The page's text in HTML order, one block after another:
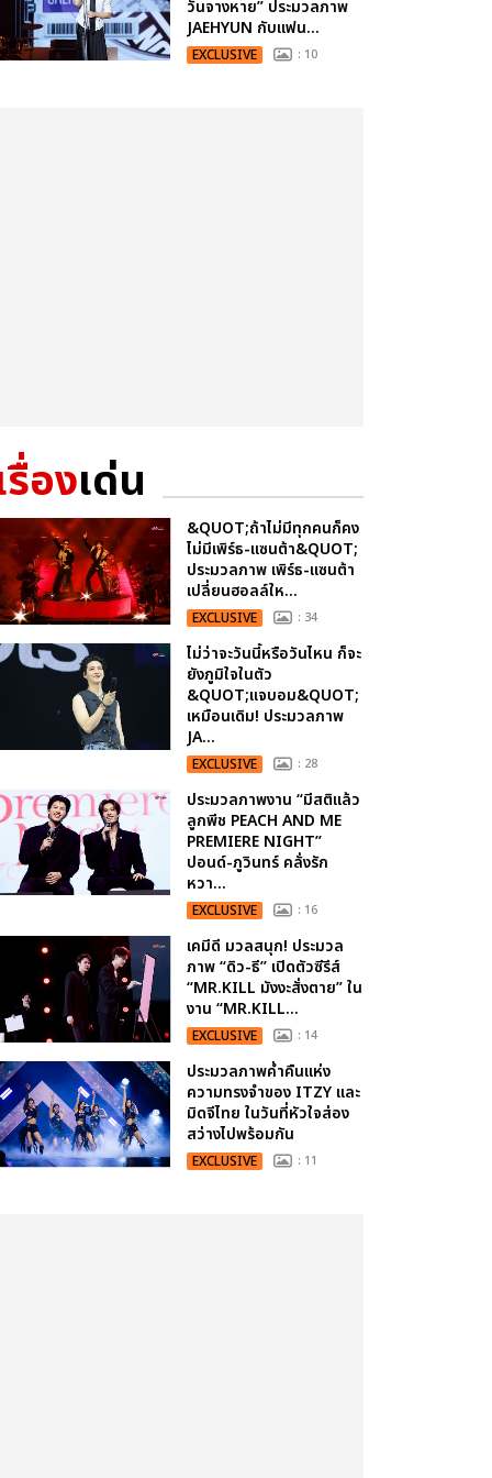
วันจางหาย” ประมวลภาพ
JAEHYUN กับแฟน...
EXCLUSIVE : 10
รื่องเด่น
&QUOT;ถ้าไม่มีทุกคนก็คง
ไม่มีเพิร์ธ-แซนต้า&QUOT;
ประมวลภาพ เพิร์ธ-แซนต้า
เปลี่ยนฮอลล์ให...
EXCLUSIVE : 34
ไม่ว่าจะวันนี้หรือวันไหน ก็จะ
ยังภูมิใจในตัว
&QUOT;แจบอม&QUOT;
เหมือนเดิม! ประมวลภาพ
JA...
EXCLUSIVE : 28
ประมวลภาพงาน “มีสติแล้ว
ลูกพีช PEACH AND ME
PREMIERE NIGHT”
ปอนด์-ภูวินทร์ คลั่งรัก
หวา...
EXCLUSIVE : 16
เคมีดี มวลสนุก! ประมวล
ภาพ “ดิว-ธี” เปิดตัวซีรีส์
“MR.KILL มังงะสั่งตาย” ใน
งาน “MR.KILL...
EXCLUSIVE : 14
ประมวลภาพค่ำคืนแห่ง
ความทรงจำของ ITZY และ
มิดจีไทย ในวันที่หัวใจส่อง
สว่างไปพร้อมกัน
EXCLUSIVE : 11